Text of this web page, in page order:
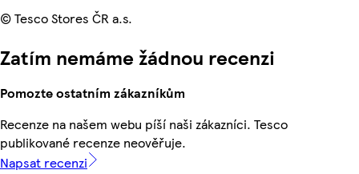
© Tesco Stores ČR a.s.
Zatím nemáme žádnou recenzi
Pomozte ostatním zákazníkům
Recenze na našem webu píší naši zákazníci. Tesco
publikované recenze neověřuje.
Napsat recenzi